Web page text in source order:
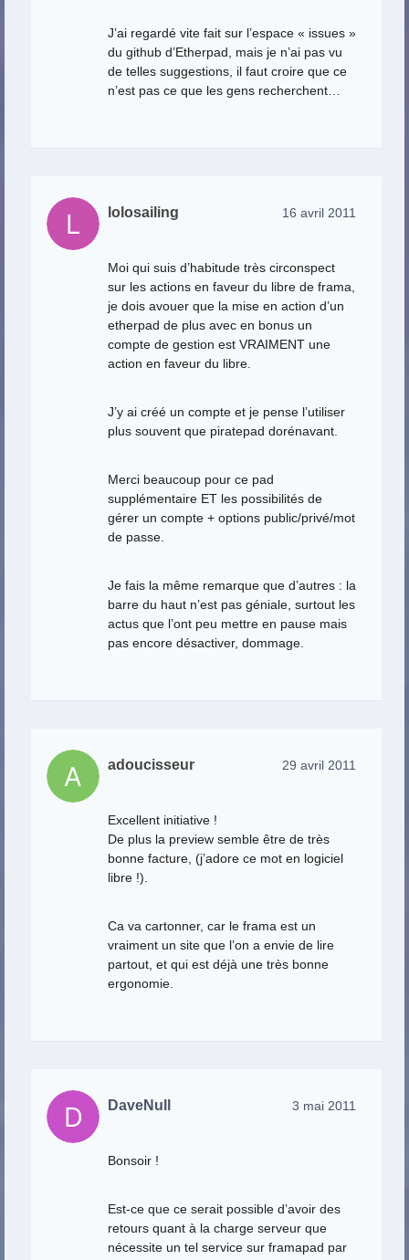
J’ai regardé vite fait sur l’espace « issues »
du github d’Etherpad, mais je n’ai pas vu
de telles suggestions, il faut croire que ce
n’est pas ce que les gens recherchent…
lolosailing 16 avril 2011
Moi qui suis d’habitude très circonspect
sur les actions en faveur du libre de frama,
je dois avouer que la mise en action d’un
etherpad de plus avec en bonus un
compte de gestion est VRAIMENT une
action en faveur du libre.
J’y ai créé un compte et je pense l’utiliser
plus souvent que piratepad dorénavant.
Merci beaucoup pour ce pad
supplémentaire ET les possibilités de
gérer un compte + options public/privé/mot
de passe.
Je fais la même remarque que d’autres : la
barre du haut n’est pas géniale, surtout les
actus que l’ont peu mettre en pause mais
pas encore désactiver, dommage.
adoucisseur 29 avril 2011
Excellent initiative !
De plus la preview semble être de très
bonne facture, (j’adore ce mot en logiciel
libre !).
Ca va cartonner, car le frama est un
vraiment un site que l’on a envie de lire
partout, et qui est déjà une très bonne
ergonomie.
DaveNull 3 mai 2011
Bonsoir !
Est-ce que ce serait possible d’avoir des
retours quant à la charge serveur que
nécessite un tel service sur framapad par